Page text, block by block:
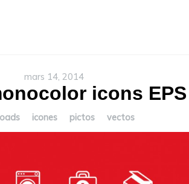
mars 14, 2014
icons EPS
icones pictos vectos